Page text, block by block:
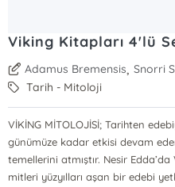
Viking Kitapları 4'lü
Adamus Bremensis, Snorri
Tarih - Mitoloji
VİKİNG MİTOLOJİSİ; Tarihten
günümüze kadar etkisi devam
temellerini atmıştır. Nesir
mitleri yüzyılları aşan bir edebi